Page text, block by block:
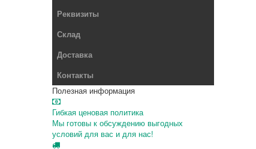
Реквизиты
Склад
Доставка
Контакты
Полезная информация
Гибкая ценовая политика
Мы готовы к обсуждению выгодных
условий для вас и для нас!